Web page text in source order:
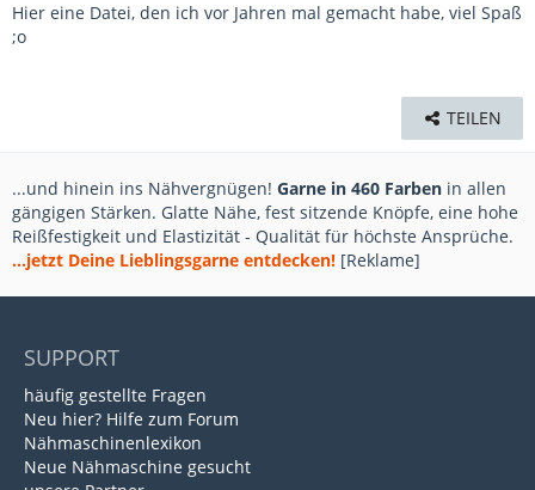
Hier eine Datei, den ich vor Jahren mal gemacht habe, viel Spaß
;o
TEILEN
...und hinein ins Nähvergnügen! Garne in 460 Farben in allen
gängigen Stärken. Glatte Nähe, fest sitzende Knöpfe, eine hohe
Reißfestigkeit und Elastizität - Qualität für höchste Ansprüche.
...jetzt Deine Lieblingsgarne entdecken! [Reklame]
SUPPORT
häufig gestellte Fragen
Neu hier? Hilfe zum Forum
Nähmaschinenlexikon
Neue Nähmaschine gesucht